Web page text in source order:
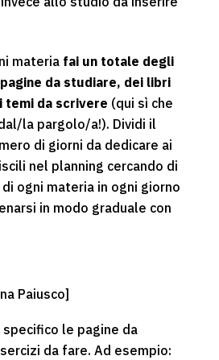
materia fai un totale degli
da studiare, dei libri
temi da scrivere (qui sì che
la pargolo/a!). Dividi il
di giorni da dedicare ai
nel planning cercando di
ogni materia in ogni giorno
in modo graduale con
Paiusco]
le pagine da
da fare. Ad esempio: